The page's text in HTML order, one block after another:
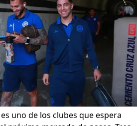
uno de los clubes que espera